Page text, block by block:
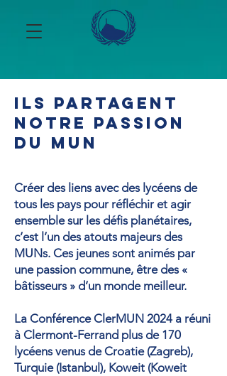
Ils partagent
notre passion
du MUN
Créer des liens avec des lycéens de
tous les pays pour réfléchir et agir
ensemble sur les défis planétaires,
c’est l’un des atouts majeurs des
MUNs. Ces jeunes sont animés par
une passion commune, être des «
bâtisseurs » d’un monde meilleur.
La Conférence ClerMUN 2024 a réuni
à Clermont-Ferrand plus de 170
lycéens venus de Croatie (Zagreb),
Turquie (Istanbul), Koweit (Koweit